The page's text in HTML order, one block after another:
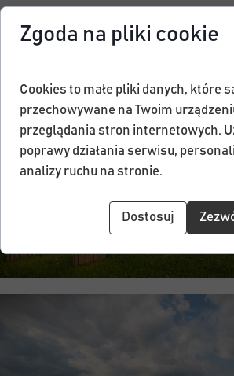
Koncepcja elewacji klasyczna z
Zgoda na pliki cookie
Cookies to małe pliki danych, które
przechowywane na Twoim
przeglądania stron internetowych.
poprawy działania serwisu,
analizy ruchu na stronie.
Dostosuj